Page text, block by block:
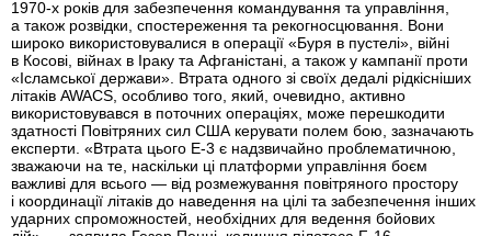
1970-х років для забезпечення командування та управління,
а також розвідки, спостереження та рекогносцювання. Вони
широко використовувалися в операції «Буря в пустелі», війні
в Косові, війнах в Іраку та Афганістані, а також у кампанії проти
«Ісламської держави». Втрата одного зі своїх дедалі рідкісніших
літаків AWACS, особливо того, який, очевидно, активно
використовувався в поточних операціях, може перешкодити
здатності Повітряних сил США керувати полем бою, зазначають
експерти. «Втрата цього E-3 є надзвичайно проблематичною,
зважаючи на те, наскільки ці платформи управління боєм
важливі для всього — від розмежування повітряного простору
і координації літаків до наведення на цілі та забезпечення інших
ударних спроможностей, необхідних для ведення бойових